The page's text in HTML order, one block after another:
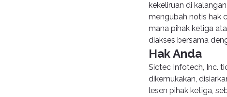
kekeliruan di
mengubah notis hak
mana pihak ketiga
diakses bersama
Hak Anda
Sictec Infotech, Inc.
dikemukakan,
lesen pihak ketiga,